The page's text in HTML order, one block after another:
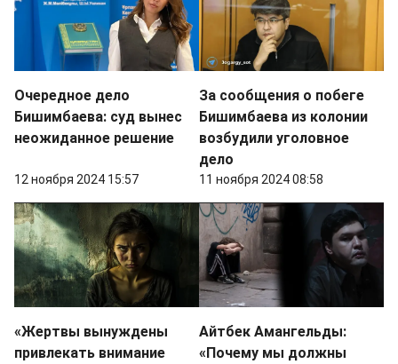
Очередное дело
Бишимбаева: суд вынес
неожиданное решение
12 ноября 2024 15:57
За сообщения о побеге
Бишимбаева из колонии
возбудили уголовное
дело
11 ноября 2024 08:58
«Жертвы вынуждены
привлекать внимание
Айтбек Амангельды:
«Почему мы должны